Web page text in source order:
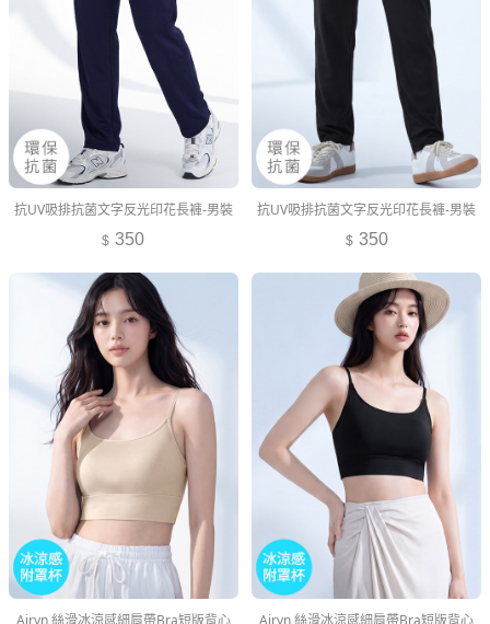
抗UV吸排抗菌文字反光印花長褲-男裝
350
抗UV吸排抗菌文字反光印花長褲-男裝
350
Airyn 絲滑冰涼感細肩帶Bra短版背心
Airyn 絲滑冰涼感細肩帶Bra短版背心